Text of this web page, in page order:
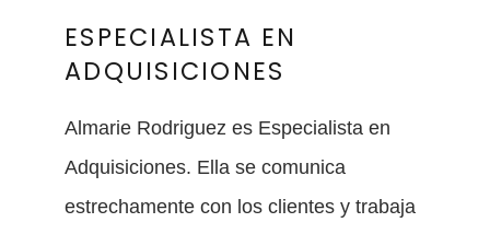
ESPECIALISTA EN
ADQUISICIONES
Almarie Rodriguez es Especialista en
Adquisiciones. Ella se comunica
estrechamente con los clientes y trabaja